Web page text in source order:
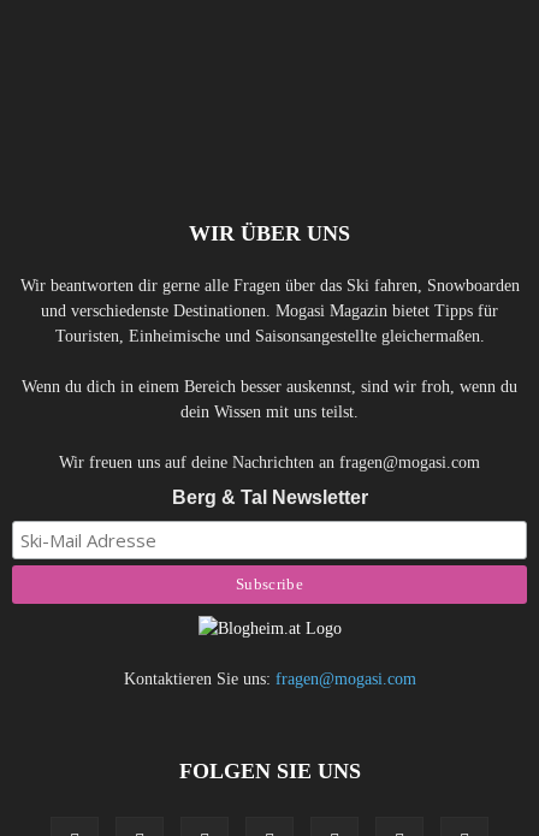
WIR ÜBER UNS
Wir beantworten dir gerne alle Fragen über das Ski fahren, Snowboarden
und verschiedenste Destinationen. Mogasi Magazin bietet Tipps für
Touristen, Einheimische und Saisonsangestellte gleichermaßen.
Wenn du dich in einem Bereich besser auskennst, sind wir froh, wenn du
dein Wissen mit uns teilst.
Wir freuen uns auf deine Nachrichten an fragen@mogasi.com
Berg & Tal Newsletter
Kontaktieren Sie uns: fragen@mogasi.com
FOLGEN SIE UNS